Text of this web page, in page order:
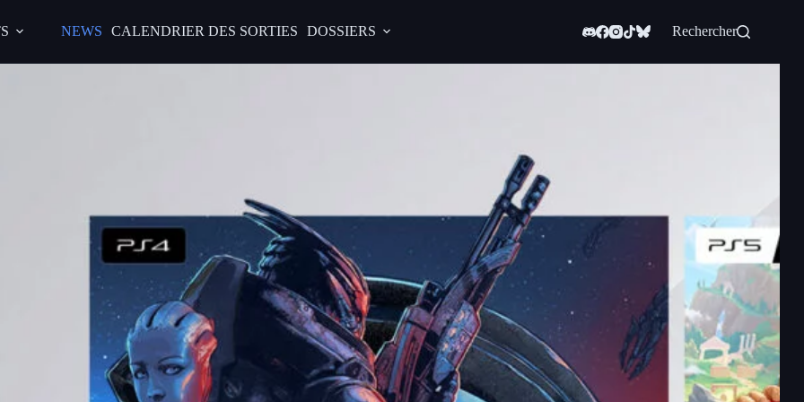
NEWS CALENDRIER DES SORTIES DOSSIERS Rechercher